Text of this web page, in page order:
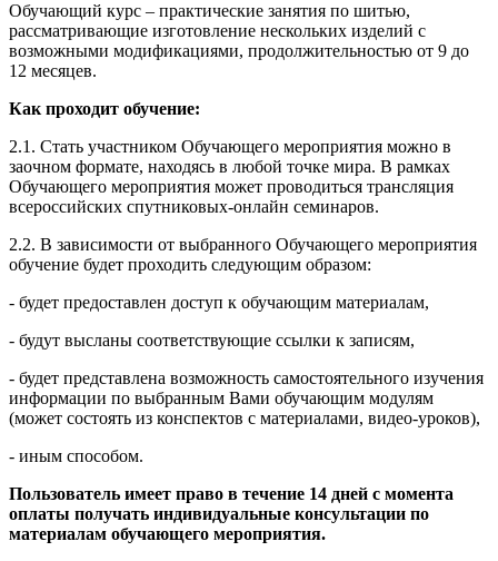
Обучающий курс – практические занятия по шитью,
рассматривающие изготовление нескольких изделий с
возможными модификациями, продолжительностью от 9 до
12 месяцев.
Как проходит обучение:
2.1. Стать участником Обучающего мероприятия можно в
заочном формате, находясь в любой точке мира. В рамках
Обучающего мероприятия может проводиться трансляция
всероссийских спутниковых-онлайн семинаров.
2.2. В зависимости от выбранного Обучающего мероприятия
обучение будет проходить следующим образом:
- будет предоставлен доступ к обучающим материалам,
- будут высланы соответствующие ссылки к записям,
- будет представлена возможность самостоятельного изучения
информации по выбранным Вами обучающим модулям
(может состоять из конспектов с материалами, видео-уроков),
- иным способом.
Пользователь имеет право в течение 14 дней с момента
оплаты получать индивидуальные консультации по
материалам обучающего мероприятия.